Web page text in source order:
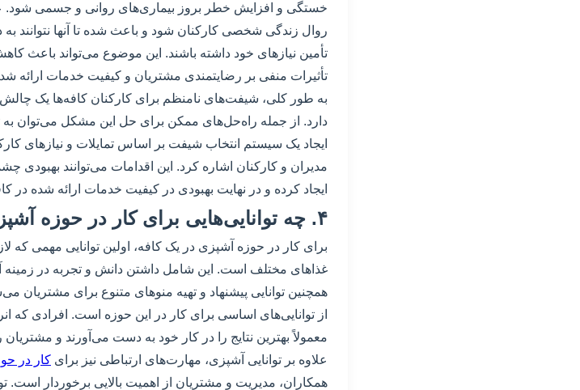
خستگی و افزایش خطر بروز بیماری‌های روانی و جسمی شود.
روال زندگی شخصی کارکنان شود و باعث شده تا آنها نتوانند
تأمین نیازهای خود داشته باشند. این موضوع می‌تواند باعث
تأثیرات منفی بر رضایتمندی مشتریان و کیفیت خدمات ارائه
به طور کلی، شیفت‌های نامنظم برای کارکنان کافه‌ها یک
دارد. از جمله راه‌حل‌های ممکن برای حل این مشکل می‌توان به
ایجاد یک سیستم انتخاب شیفت بر اساس تمایلات و نیازهای
مدیران و کارکنان اشاره کرد. این اقدامات می‌توانند
ایجاد کرده و در نهایت بهبودی در کیفیت خدمات ارائه شده در
۴. چه توانایی‌هایی برای کار در حوزه آشپزی در یک کافه لازم است؟
برای کار در حوزه آشپزی در یک کافه، اولین توانایی مهمی که
غذاهای مختلف است. این شامل داشتن دانش و تجربه در زمینه
همچنین توانایی پیشنهاد و تهیه منوهای متنوع برای مشتریان
از توانایی‌های اساسی برای کار در این حوزه است. افرادی که
معمولاً بهترین نتایج را در کار خود به دست می‌آورند و
علاوه بر توانایی آشپزی، مهارت‌های ارتباطی نیز برای کار در
همکاران، مدیریت و مشتریان از اهمیت بالایی برخوردار است.